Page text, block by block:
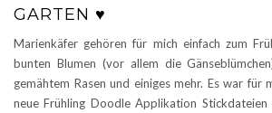
GARTEN ♥
Marienkäfer gehören für mich einfach zum
bunten Blumen (vor allem die
gemähtem Rasen und einiges mehr. Es war für
neue Frühling Doodle Applikation